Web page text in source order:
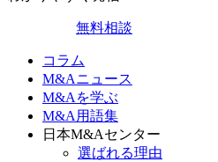
無料相談
コラム
M&Aニュース
M&Aを学ぶ
M&A用語集
日本M&Aセンター
選ばれる理由